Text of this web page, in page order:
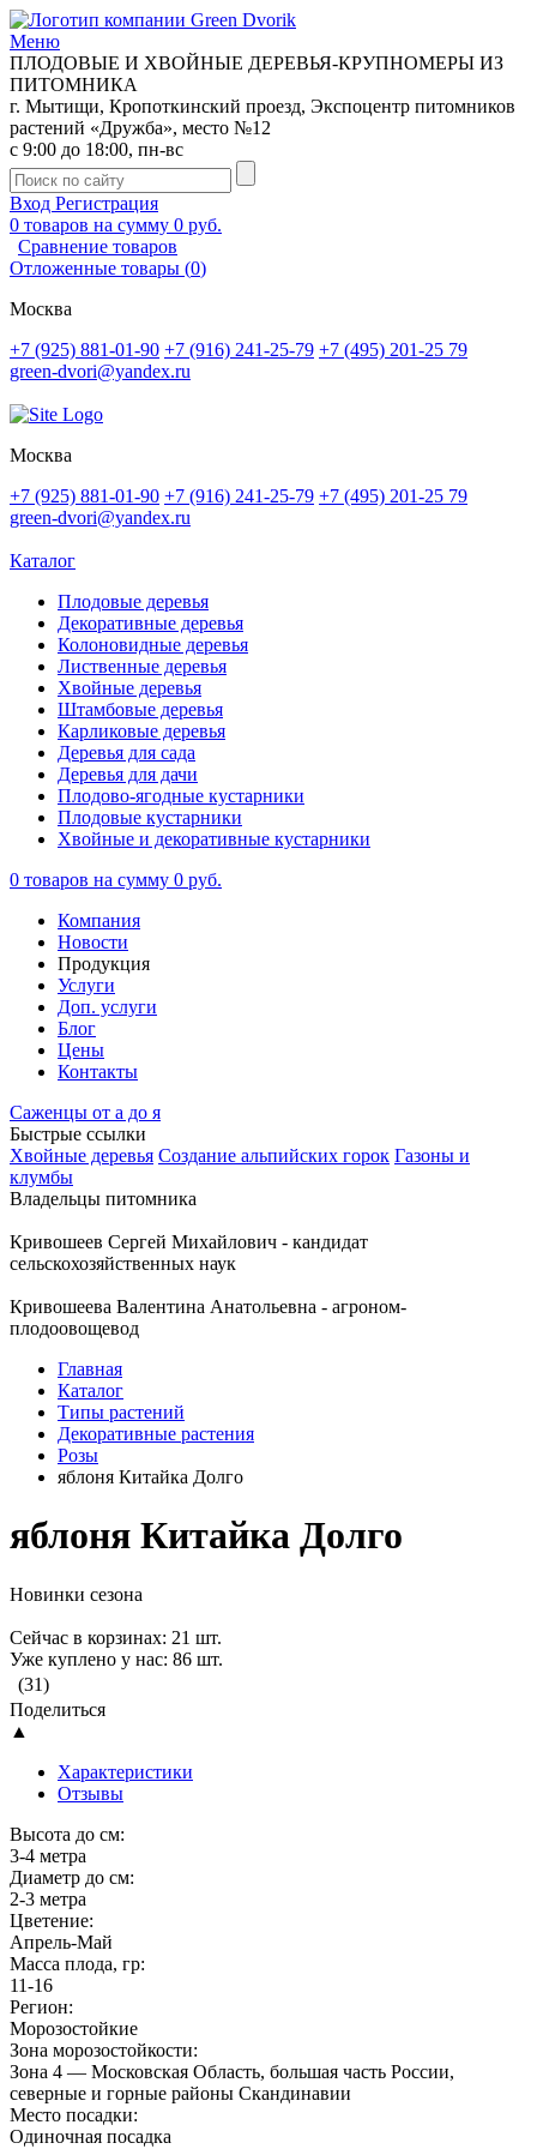
Меню
ПЛОДОВЫЕ И ХВОЙНЫЕ ДЕРЕВЬЯ-КРУПНОМЕРЫ ИЗ
ПИТОМНИКА
г. Мытищи, Кропоткинский проезд, Экспоцентр питомников
растений «Дружба», место №12
с 9:00 до 18:00, пн-вс
Вход Регистрация
0 товаров на сумму 0 руб.
Сравнение товаров
Отложенные товары (0)
Москва
+7 (925) 881-01-90 +7 (916) 241-25-79 +7 (495) 201-25 79
green-dvori@yandex.ru
Москва
+7 (925) 881-01-90 +7 (916) 241-25-79 +7 (495) 201-25 79
green-dvori@yandex.ru
Каталог
Плодовые деревья
Декоративные деревья
Колоновидные деревья
Лиственные деревья
Хвойные деревья
Штамбовые деревья
Карликовые деревья
Деревья для сада
Деревья для дачи
Плодово-ягодные кустарники
Плодовые кустарники
Хвойные и декоративные кустарники
0 товаров на сумму 0 руб.
Компания
Новости
Продукция
Услуги
Доп. услуги
Блог
Цены
Контакты
Саженцы от а до я
Быстрые ссылки
Хвойные деревья Создание альпийских горок Газоны и
клумбы
Владельцы питомника
Кривошеев Сергей Михайлович - кандидат
сельскохозяйственных наук
Кривошеева Валентина Анатольевна - агроном-
плодоовощевод
Главная
Каталог
Типы растений
Декоративные растения
Розы
яблоня Китайка Долго
яблоня Китайка Долго
Новинки сезона
Сейчас в корзинах: 21 шт.
Уже куплено у нас: 86 шт.
(31)
Поделиться
▲
Характеристики
Отзывы
Высота до см:
3-4 метра
Диаметр до см:
2-3 метра
Цветение:
Апрель-Май
Масса плода, гр:
11-16
Регион:
Морозостойкие
Зона морозостойкости:
Зона 4 — Московская Область, большая часть России,
северные и горные районы Скандинавии
Место посадки:
Одиночная посадка